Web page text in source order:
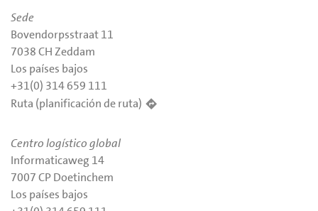
Sede
Bovendorpsstraat 11
7038 CH Zeddam
Los países bajos
+31(0) 314 659 111
Ruta (planificación de ruta)
Centro logístico global
Informaticaweg 14
7007 CP Doetinchem
Los países bajos